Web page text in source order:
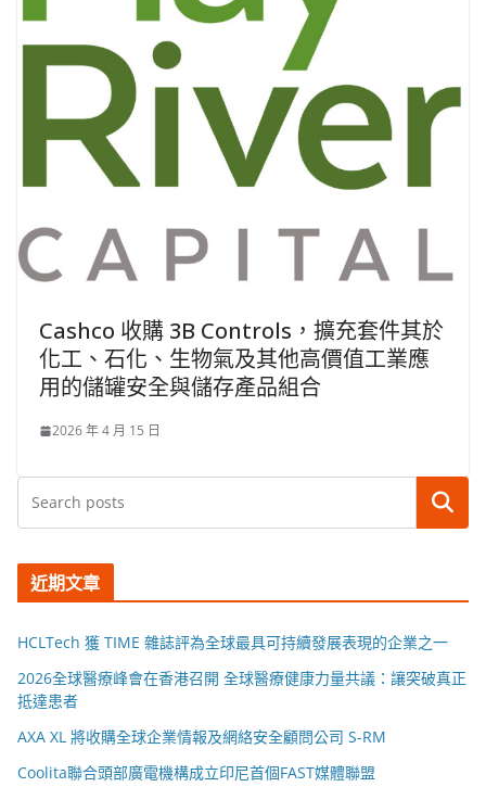
Cashco 收購 3B Controls，擴充套件其於
化工、石化、生物氣及其他高價值工業應
用的儲罐安全與儲存產品組合
2026 年 4 月 15 日
搜尋
近期文章
HCLTech 獲 TIME 雜誌評為全球最具可持續發展表現的企業之一
2026全球醫療峰會在香港召開 全球醫療健康力量共議：讓突破真正
抵達患者
AXA XL 將收購全球企業情報及網絡安全顧問公司 S-RM
Coolita聯合頭部廣電機構成立印尼首個FAST媒體聯盟